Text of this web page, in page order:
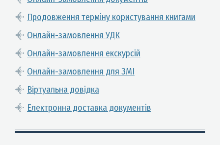
Продовження терміну користування книгами
Онлайн-замовлення УДК
Онлайн-замовлення екскурсій
Онлайн-замовлення для ЗМІ
Віртуальна довідка
Електронна доставка документів